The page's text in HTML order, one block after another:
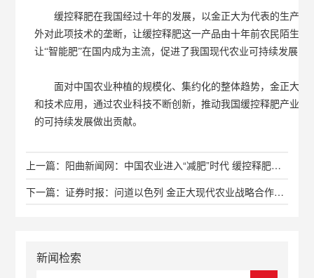
缓控释肥在我国经过十年的发展，以金正大为代表的生产企
外对此项技术的垄断，让缓控释肥这一产品由十年前农民陌生的
让“智能肥”在国内成为主流，促进了我国现代农业可持续发展
面对中国农业种植的规模化、集约化的整体趋势，金正大在
和技术应用，通过农业科技不断创新，推动我国缓控释肥产业
的可持续发展做出贡献。
上一篇：阳曲新闻网：中国农业进入“减肥”时代 缓控释肥龙头企业金正大使命在肩
下一篇：证券时报：问道以色列 金正大现代农业战略合作扬帆起航
新闻检索